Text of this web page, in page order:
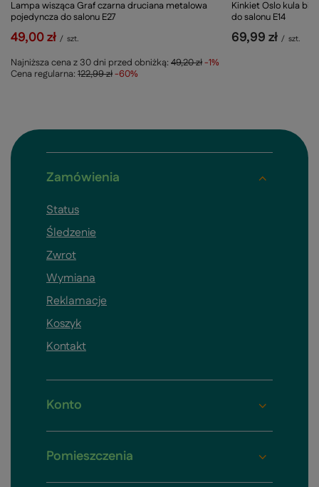
Lampa wisząca Graf czarna druciana metalowa
pojedyncza do salonu E27
49,00 zł / szt.
Najniższa cena z 30 dni przed obniżką: 49,20 zł-1%
Cena regularna: 122,99 zł-60%
Kinkiet Oslo kula
do salonu E14
69,99 zł / szt.
Zamówienia
Status
Śledzenie
Zwrot
Wymiana
Reklamacje
Koszyk
Kontakt
Konto
Pomieszczenia